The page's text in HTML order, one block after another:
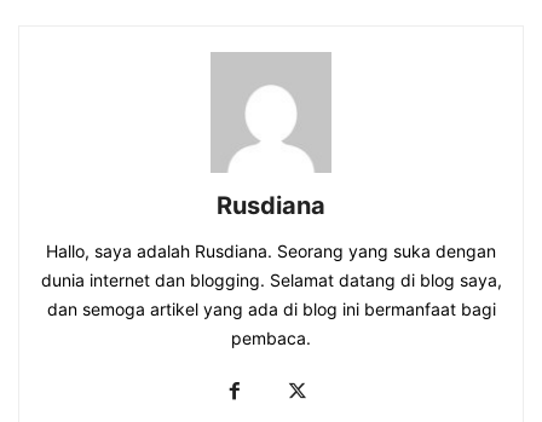
Rusdiana
Hallo, saya adalah Rusdiana. Seorang yang suka dengan
dunia internet dan blogging. Selamat datang di blog saya,
dan semoga artikel yang ada di blog ini bermanfaat bagi
pembaca.